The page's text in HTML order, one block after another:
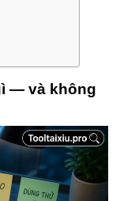
— và không